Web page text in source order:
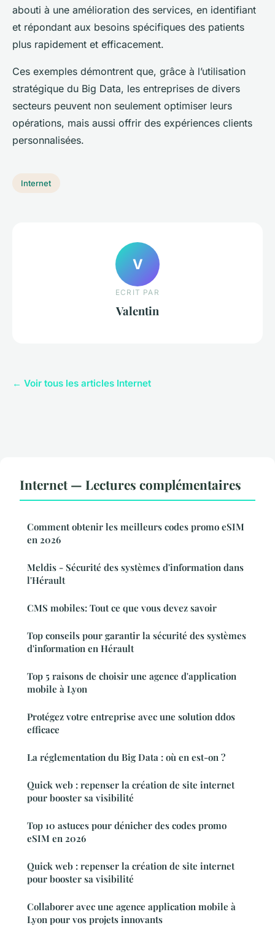
abouti à une amélioration des services, en identifiant
et répondant aux besoins spécifiques des patients
plus rapidement et efficacement.
Ces exemples démontrent que, grâce à l’utilisation
stratégique du Big Data, les entreprises de divers
secteurs peuvent non seulement optimiser leurs
opérations, mais aussi offrir des expériences clients
personnalisées.
Internet
V
ECRIT PAR
Valentin
← Voir tous les articles Internet
Internet — Lectures complémentaires
Comment obtenir les meilleurs codes promo eSIM
en 2026
Meldis - Sécurité des systèmes d'information dans
l'Hérault
CMS mobiles: Tout ce que vous devez savoir
Top conseils pour garantir la sécurité des systèmes
d'information en Hérault
Top 5 raisons de choisir une agence d'application
mobile à Lyon
Protégez votre entreprise avec une solution ddos
efficace
La réglementation du Big Data : où en est-on ?
Quick web : repenser la création de site internet
pour booster sa visibilité
Top 10 astuces pour dénicher des codes promo
eSIM en 2026
Quick web : repenser la création de site internet
pour booster sa visibilité
Collaborer avec une agence application mobile à
Lyon pour vos projets innovants